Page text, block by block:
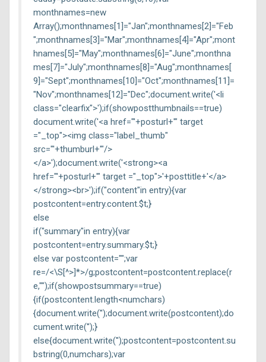
monthnames=new
Array();monthnames[1]="Jan";monthnames[2]="Feb
";monthnames[3]="Mar";monthnames[4]="Apr";mont
hnames[5]="May";monthnames[6]="June";monthna
mes[7]="July";monthnames[8]="Aug";monthnames[
9]="Sept";monthnames[10]="Oct";monthnames[11]=
"Nov";monthnames[12]="Dec";document.write('<li
class="clearfix">');if(showpostthumbnails==true)
document.write('<a href="'+posturl+'" target
="_top"><img class="label_thumb"
src="'+thumburl+'"/>
</a>');document.write('<strong><a
href="'+posturl+'" target ="_top">'+posttitle+'</a>
</strong><br>');if("content"in entry){var
postcontent=entry.content.$t;}
else
if("summary"in entry){var
postcontent=entry.summary.$t;}
else var postcontent="";var
re=/<\S[^>]*>/g;postcontent=postcontent.replace(r
e,"");if(showpostsummary==true)
{if(postcontent.length<numchars)
{document.write('');document.write(postcontent);do
cument.write('');}
else{document.write('');postcontent=postcontent.su
bstring(0,numchars);var